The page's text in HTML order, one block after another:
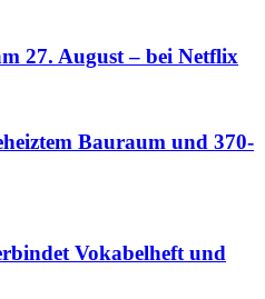
27. August – bei Netflix
Bauraum und 370-
Vokabelheft und